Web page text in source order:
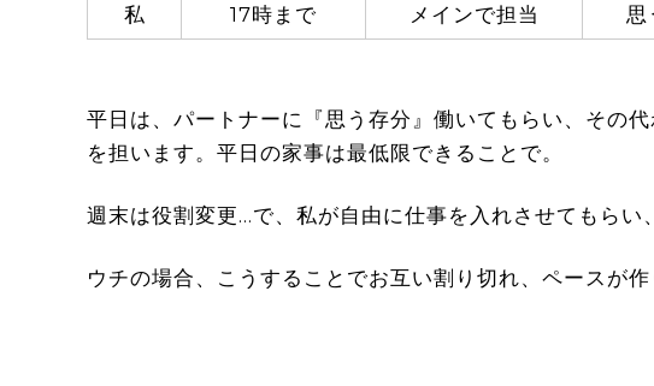
私 17時まで メインで担当 思
平日は、パートナーに『思う存分』働いてもらい、その
を担います。平日の家事は最低限できることで。
週末は役割変更…で、私が自由に仕事を入れさせてもらい
ウチの場合、こうすることでお互い割り切れ、ペースが